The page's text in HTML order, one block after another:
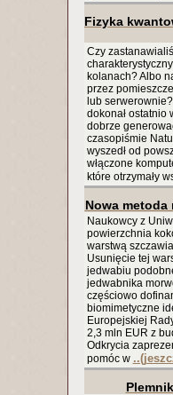
Fizyka
Czy
kolanach? Albo
przez
lub
dokonał ostatnio
dobrze
czasopiśmie
wyszedł od
włączone
które otrzymały
Nowa
Naukowcy z
powierzchnia
warstwą
Usunięcie tej
jedwabiu
jedwabnika
częściowo
biomimetyczne
Europejskiej
2,3 mln EUR z
Odkrycia
pomóc w